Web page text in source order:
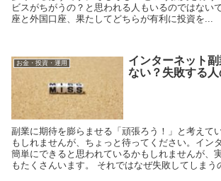
ビスがちがうの？と思われる人もいるのではない
座と外国口座、果たしてどちらが有利に投資を...
お金・投資・運用
インターネット
ない？失敗する
副業に期待を膨らませる「頑張ろう！」と考えて
もしれませんが、ちょっと待ってください。イン
簡単にできると思われているかもしれませんが、
もたくさんいます。 それではなぜ失敗してしまう